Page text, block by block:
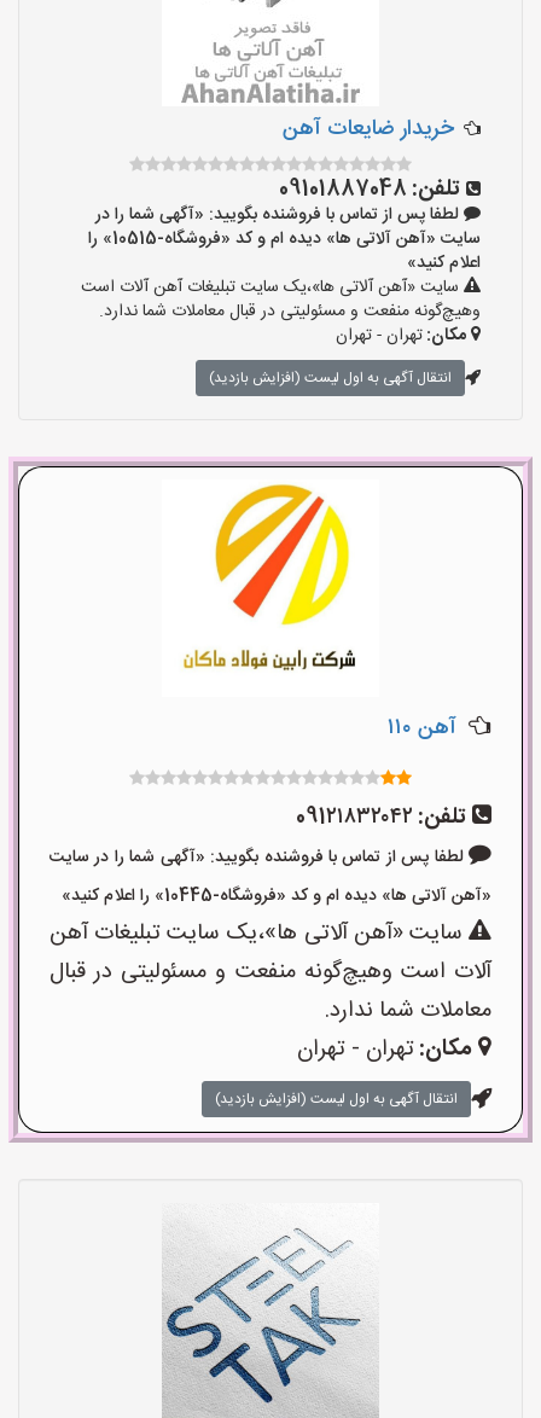
خریدار ضایعات آهن
تلفن: 09101887048
لطفا پس از تماس با فروشنده بگویید: «آگهی شما را در
سایت «آهن آلاتی ها» دیده ام و کد «فروشگاه-10515» را
اعلام کنید»
سایت «آهن آلاتی ها»،یک سایت تبلیغات آهن آلات است
وهیچ‌گونه منفعت و مسئولیتی در قبال معاملات شما ندارد.
مکان:تهران - تهران
انتقال آگهی به اول لیست (افزایش بازدید)
آهن ۱۱۰
تلفن: 091۲۱۸۳۲۰۴۲
لطفا پس از تماس با فروشنده بگویید: «آگهی شما را در سایت
«آهن آلاتی ها» دیده ام و کد «فروشگاه-10445» را اعلام کنید»
سایت «آهن آلاتی ها»،یک سایت تبلیغات آهن
آلات است وهیچ‌گونه منفعت و مسئولیتی در قبال
معاملات شما ندارد.
مکان:تهران - تهران
انتقال آگهی به اول لیست (افزایش بازدید)